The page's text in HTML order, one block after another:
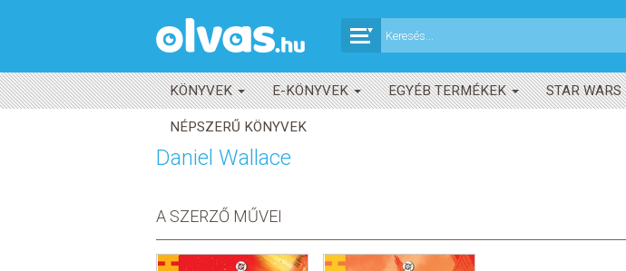
KÖNYVEK E-KÖNYVEK EGYÉB TERMÉKEK STAR WARS
NÉPSZERŰ KÖNYVEK
Daniel Wallace
A SZERZŐ MŰVEI